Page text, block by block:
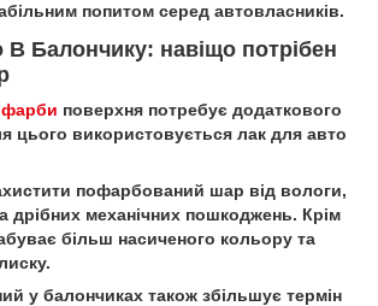
попитом серед автовласників.
Балончику: навіщо потрібен
фарби поверхня потребує додаткового
цього використовується лак для авто
пофарбований шар від вологи,
дрібних механічних пошкоджень. Крім
більш насиченого кольору та
у балончиках також збільшує термін